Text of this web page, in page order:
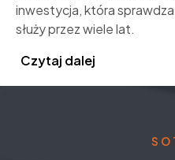
inwestycja, która sprawdza
służy przez wiele lat.
Czytaj dalej